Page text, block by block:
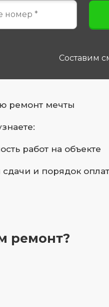
Составим
ремонт мечты
работ на объекте
сдачи и порядок
ремонт?